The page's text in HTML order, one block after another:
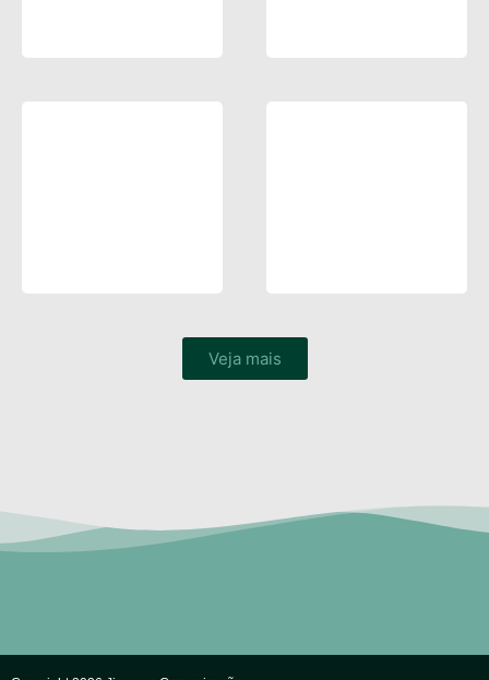
Veja mais